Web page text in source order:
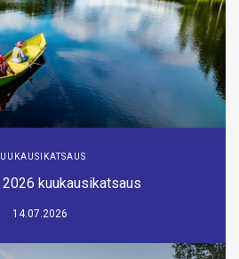
2026 kuukausikatsaus
14.07.2026